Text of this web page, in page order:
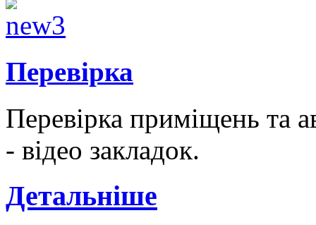
Перевірка
Перевірка приміщень та
- відео закладок.
Детальніше